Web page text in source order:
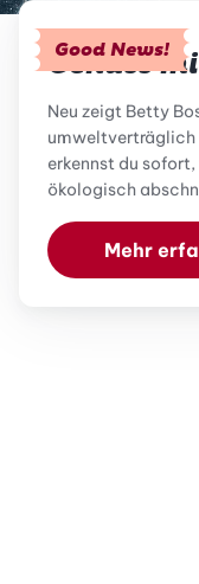
Good News!
Genuss
Neu zeigt Betty
umweltverträglich
erkennst du
ökologisch
Mehr